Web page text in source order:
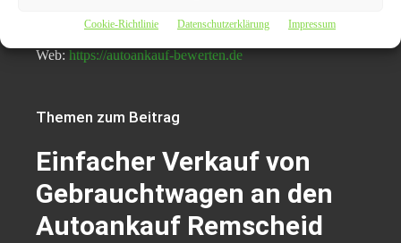
Cookie-Richtlinie Datenschutzerklärung Impressum
E-Mail: info@autoankauf-bewerten.de
Web: https://autoankauf-bewerten.de
Themen zum Beitrag
Einfacher Verkauf von
Gebrauchtwagen an den
Autoankauf Remscheid